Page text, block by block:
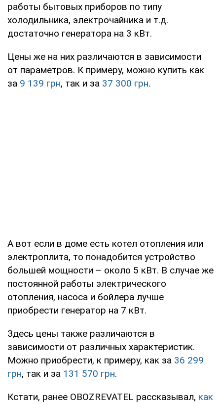
работы бытовых приборов по типу
холодильника, электрочайника и т.д.
достаточно генератора на 3 кВт.
Цены же на них различаются в зависимости
от параметров. К примеру, можно купить как
за 9 139 грн, так и за 37 300 грн.
А вот если в доме есть котел отопления или
электроплита, то понадобится устройство
большей мощности – около 5 кВт. В случае же
постоянной работы электрического
отопления, насоса и бойлера лучше
приобрести генератор на 7 кВт.
Здесь цены также различаются в
зависимости от различных характеристик.
Можно приобрести, к примеру, как за 36 299
грн, так и за 131 570 грн.
Кстати, ранее OBOZREVATEL рассказывал, как